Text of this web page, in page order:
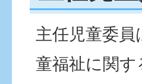
主任児童委
童福祉に関